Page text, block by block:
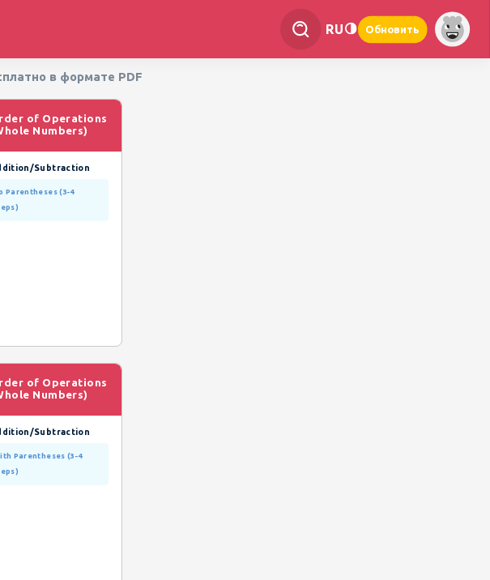
RU Обновить
в формате PDF
of Operations
Numbers)
Subtraction
Parentheses (3-4
of Operations
Numbers)
Subtraction
Parentheses (3-4